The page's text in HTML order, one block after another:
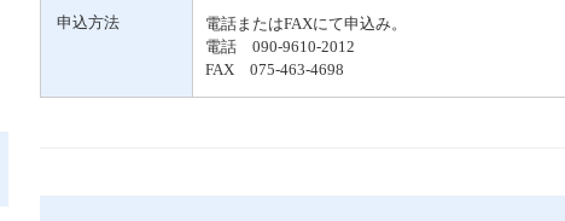
申込方法
電話またはFAXにて申込み。
電話 090-9610-2012
FAX 075-463-4698